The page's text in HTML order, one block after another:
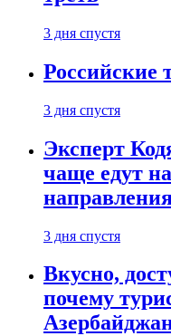
3 дня спустя
Российские
3 дня спустя
Эксперт
чаще едут
3 дня спустя
Вкусно,
почему